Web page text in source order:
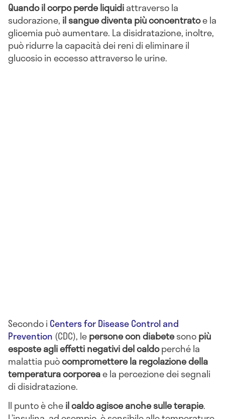
Quando il corpo perde liquidiattraverso la
sudorazione, il sangue diventa più concentratoe la
glicemia può aumentare. La disidratazione, inoltre,
può ridurre la capacità dei reni di eliminare il
glucosio in eccesso attraverso le urine.
Secondo i Centers for Disease Control and
Prevention (CDC), lepersone con diabetesonopiù
esposte agli effetti negativi del caldoperché la
malattia puòcompromettere la regolazione della
temperatura corporeae la percezione dei segnali
di disidratazione.
Il punto è cheil caldo agisce anche sulle terapie.